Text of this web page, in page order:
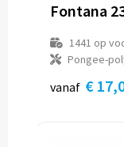
1441 op
Pongee-
vanaf €